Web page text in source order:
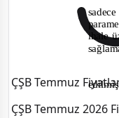
ÇŞB Temmuz
ÇŞB Temmuz 2026
ihale